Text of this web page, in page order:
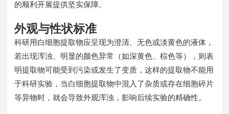
的顺利开展提供坚实保障。
外观与性状标准
科研用白细胞提取物应呈现为澄清、无色或淡黄色的液体，
若出现浑浊、明显的颜色异常（如深黄色、棕色等），则表
明提取物可能受到污染或发生了变质，这样的提取物不能用
于科研实验，当白细胞提取物中混入了杂质或存在细胞碎片
等异物时，就会导致外观浑浊，影响后续实验的精确性。